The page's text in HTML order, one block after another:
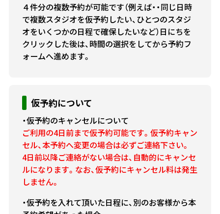
４件分の複数予約が可能です（例えば・・同じ日時
で複数スタジオを仮予約したい、ひとつのスタジ
オをいくつかの日程で確保したいなど）日にちを
クリックした後は、時間の選択をしてから予約フ
ォームへ進めます。
仮予約について
・仮予約のキャンセルについて
ご利用の4日前まで仮予約可能です。仮予約キャン
セル、本予約へ変更の場合は必ずご連絡下さい。
4日前以降ご連絡がない場合は、自動的にキャンセ
ルになります。なお、仮予約にキャンセル料は発生
しません。
・仮予約を入れて頂いた日程に、別のお客様から本